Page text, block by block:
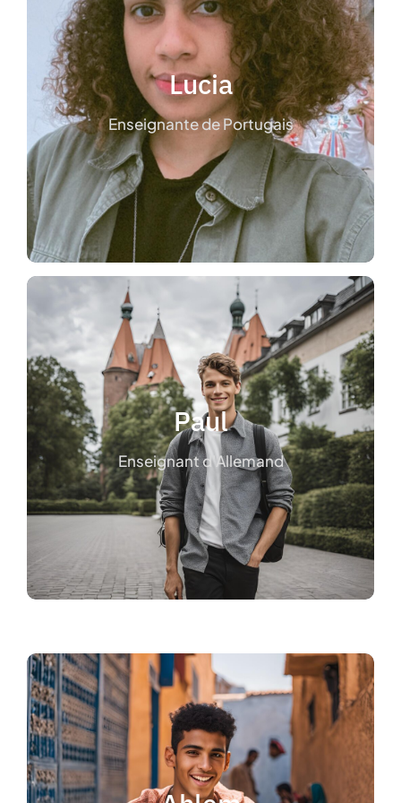
Lucia
Enseignante de Portugais
Lucia
Je suis Lucia, je suis native du Brésil.
Je donne donc des cours particuliers de
Portugais et je fais également de la garde
d’enfants.
Paul
Enseignant d'Allemand
Paul
Actuellement en 3ème année à
Paris dans le cursus LFM (Cursus
bilingue).
Je donne des cours d’Allemand sur Paris.
Ahlem